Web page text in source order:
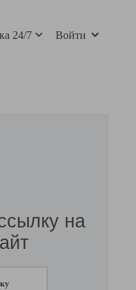
24/7 Войти
на